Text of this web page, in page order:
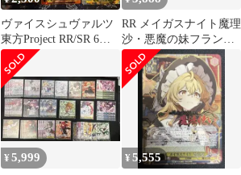
ヴァイスシュヴァルツ
東方Project RR/SR 6枚
セット
RR メイガスナイト魔理
沙・悪魔の妹フランド
ール セット(+おまけ)
¥5,999 ¥5,555